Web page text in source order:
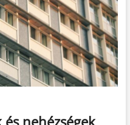
nehézségek